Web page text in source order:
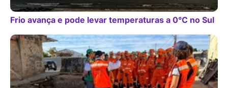
Frio avança e pode levar temperaturas a 0°C no Sul